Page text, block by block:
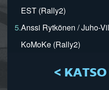
EST (Rally2)
5.Anssi Rytkönen / Juho-
KoMoKe (Rally2)
<